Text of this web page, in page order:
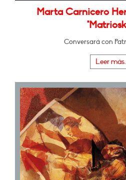
Marta Carnicero
Conversará con
Leer